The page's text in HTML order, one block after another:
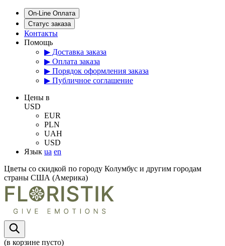
On-Line Оплата
Статус заказа
Контакты
Помощь
▶ Доставка заказа
▶ Оплата заказа
▶ Порядок оформления заказа
▶ Публичное соглашение
Цены в
USD
EUR
PLN
UAH
USD
Язык ua en
Цветы со скидкой по городу Колумбус и другим городам
страны США (Америка)
(в корзине пусто)